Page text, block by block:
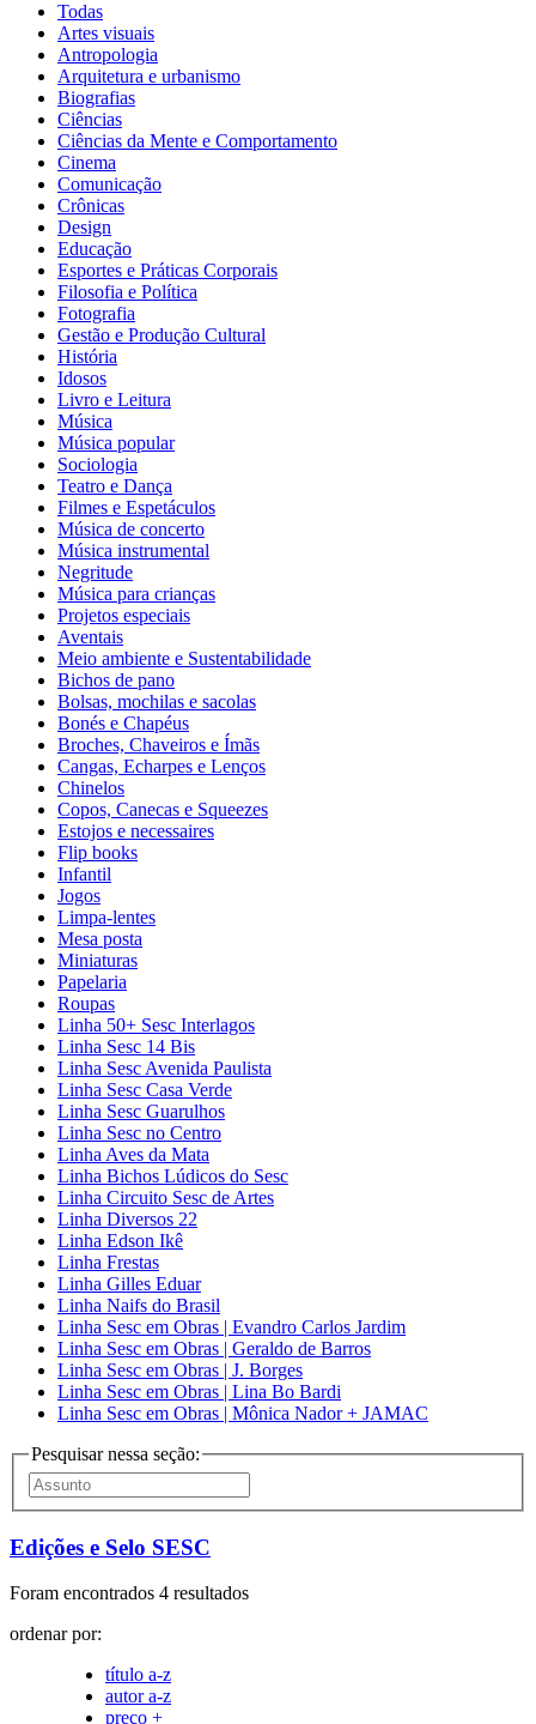
Todas
Artes visuais
Antropologia
Arquitetura e urbanismo
Biografias
Ciências
Ciências da Mente e Comportamento
Cinema
Comunicação
Crônicas
Design
Educação
Esportes e Práticas Corporais
Filosofia e Política
Fotografia
Gestão e Produção Cultural
História
Idosos
Livro e Leitura
Música
Música popular
Sociologia
Teatro e Dança
Filmes e Espetáculos
Música de concerto
Música instrumental
Negritude
Música para crianças
Projetos especiais
Aventais
Meio ambiente e Sustentabilidade
Bichos de pano
Bolsas, mochilas e sacolas
Bonés e Chapéus
Broches, Chaveiros e Ímãs
Cangas, Echarpes e Lenços
Chinelos
Copos, Canecas e Squeezes
Estojos e necessaires
Flip books
Infantil
Jogos
Limpa-lentes
Mesa posta
Miniaturas
Papelaria
Roupas
Linha 50+ Sesc Interlagos
Linha Sesc 14 Bis
Linha Sesc Avenida Paulista
Linha Sesc Casa Verde
Linha Sesc Guarulhos
Linha Sesc no Centro
Linha Aves da Mata
Linha Bichos Lúdicos do Sesc
Linha Circuito Sesc de Artes
Linha Diversos 22
Linha Edson Ikê
Linha Frestas
Linha Gilles Eduar
Linha Naifs do Brasil
Linha Sesc em Obras | Evandro Carlos Jardim
Linha Sesc em Obras | Geraldo de Barros
Linha Sesc em Obras | J. Borges
Linha Sesc em Obras | Lina Bo Bardi
Linha Sesc em Obras | Mônica Nador + JAMAC
Pesquisar nessa seção:
Edições e Selo SESC
Foram encontrados 4 resultados
ordenar por:
título a-z
autor a-z
preço +